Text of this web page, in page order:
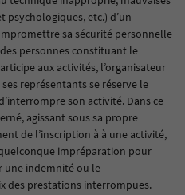
psychologiques, etc.) d’un
sa sécurité personnelle
personnes constituant le
aux activités, l’organisateur
représentants se réserve le
son activité. Dans ce
agissant sous sa propre
de l’inscription à à une activité,
impréparation pour
une indemnité ou le
des prestations interrompues.